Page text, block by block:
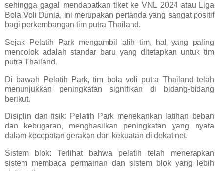
sehingga gagal mendapatkan tiket ke VNL 2024 atau Liga
Bola Voli Dunia, ini merupakan pertanda yang sangat positif
bagi perkembangan tim putra Thailand.
Sejak Pelatih Park mengambil alih tim, hal yang paling
mencolok adalah standar baru yang ditetapkan untuk tim
putra Thailand.
Di bawah Pelatih Park, tim bola voli putra Thailand telah
menunjukkan peningkatan signifikan di bidang-bidang
berikut.
Disiplin dan fisik: Pelatih Park menekankan latihan beban
dan kebugaran, menghasilkan peningkatan yang nyata
dalam kecepatan gerakan dan kekuatan di dekat net.
Sistem blok: Terlihat bahwa pelatih telah menerapkan
sistem membaca permainan dan sistem blok yang lebih